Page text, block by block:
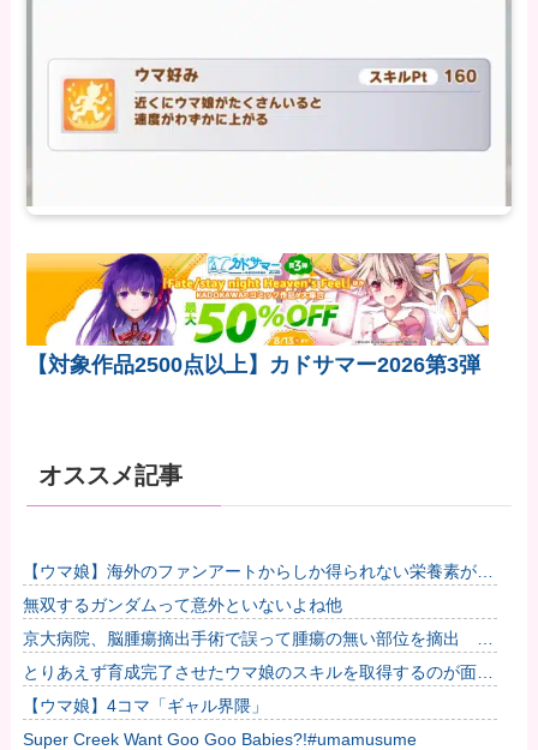
【対象作品2500点以上】カドサマー2026第3弾
オススメ記事
【ウマ娘】海外のファンアートからしか得られない栄養素があ
る。←「おデジ以外味付けが濃いな…」他
無双するガンダムって意外といないよね他
京大病院、脳腫瘍摘出手術で誤って腫瘍の無い部位を摘出 脳
幹など損傷受け植物状態に
とりあえず育成完了させたウマ娘のスキルを取得するのが面
倒…このまま終わらせたろ！ ←「実はこれちょっと損してる
ぞ」
【ウマ娘】4コマ「ギャル界隈」
Super Creek Want Goo Goo Babies?!#umamusume